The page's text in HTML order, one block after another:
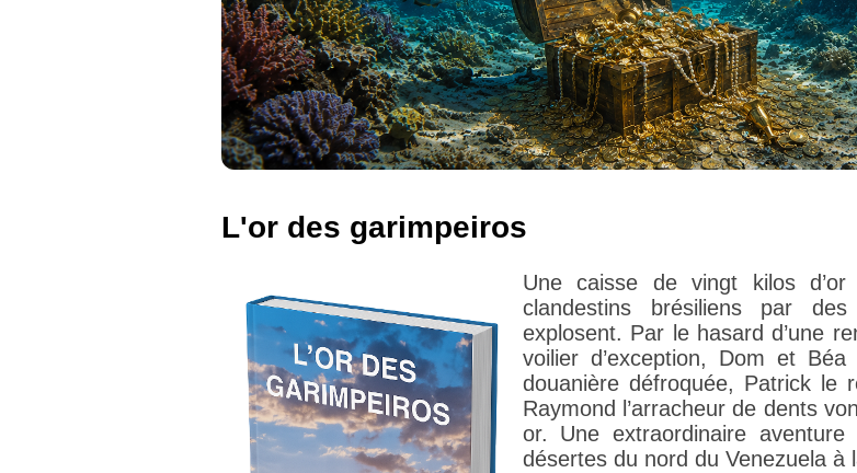
L'or des garimpeiros
Une caisse de vingt kilos
clandestins brésiliens par
explosent. Par le hasard d’une
voilier d’exception, Dom et
douanière défroquée, Patrick le
Raymond l’arracheur de dents
or. Une extraordinaire
désertes du nord du Venezuela à